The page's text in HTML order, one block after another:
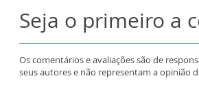
Seja o primeiro a
Os comentários e avaliações são de
seus autores e não representam a opinião